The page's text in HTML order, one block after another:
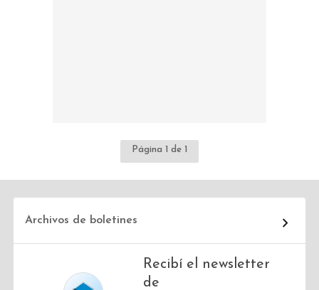
Página 1 de 1
Archivos de boletines
Recibí el newsletter
de